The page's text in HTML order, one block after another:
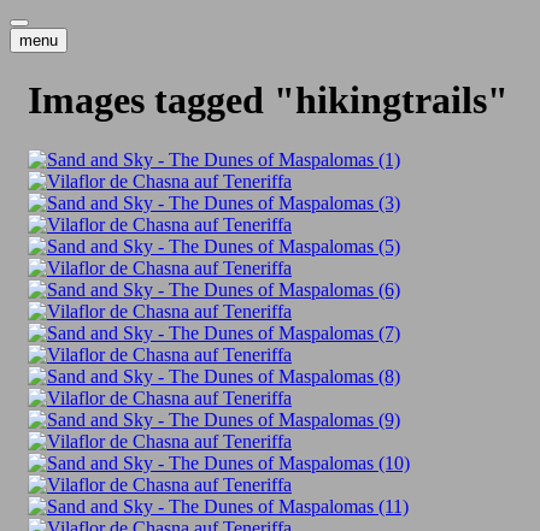
menu
Images tagged "hikingtrails"